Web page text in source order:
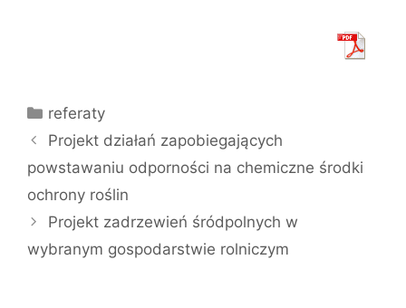
Kategorie
referaty
Projekt działań zapobiegających
powstawaniu odporności na chemiczne środki
ochrony roślin
Projekt zadrzewień śródpolnych w
wybranym gospodarstwie rolniczym